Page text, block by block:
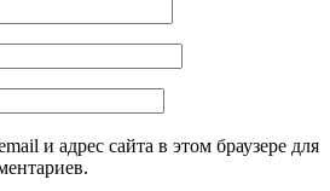
и адрес сайта в этом браузере для